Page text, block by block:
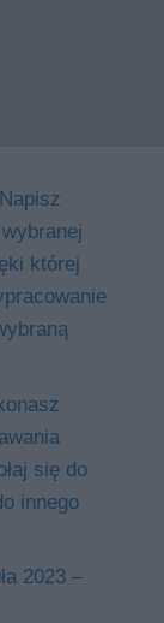
której
się do
innego
2023 –